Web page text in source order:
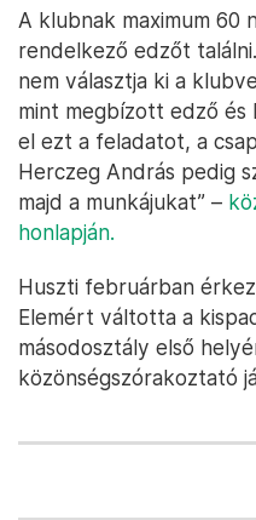
A klubnak maximum 60
rendelkező edzőt
nem választja ki a
mint megbízott edző és
el ezt a feladatot, a
Herczeg András pedig
majd a munkájukat” –
honlapján.
Huszti februárban
Elemért váltotta a
másodosztály első
közönségszórakoztató